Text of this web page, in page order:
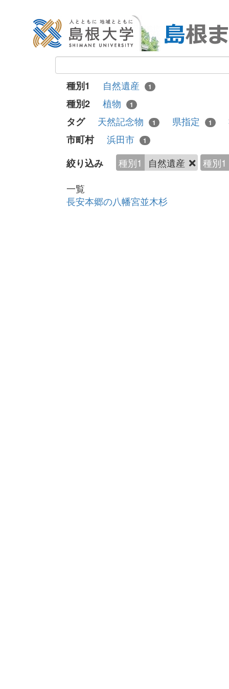
種別1 自然遺産 1
種別2 植物 1
タグ 天然記念物 1 県指定 1
市町村
浜田市 1
絞り込み 種別1 自然遺産
種別1
一覧
長安本郷の八幡宮並木杉